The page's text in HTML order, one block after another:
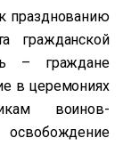
празднованию
гражданской
– граждане
в церемониях
воинов-